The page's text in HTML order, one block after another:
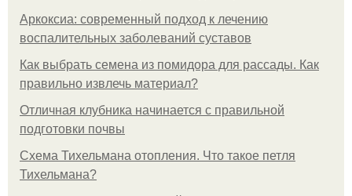
Аркоксиа: современный подход к лечению
воспалительных заболеваний суставов
Как выбрать семена из помидора для рассады. Как
правильно извлечь материал?
Отличная клубника начинается с правильной
подготовки почвы
Схема Тихельмана отопления. Что такое петля
Тихельмана?